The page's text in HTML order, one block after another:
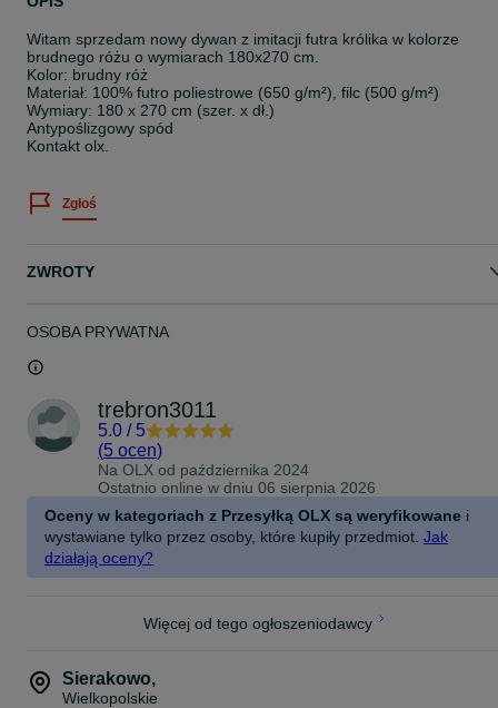
Witam sprzedam nowy dywan z imitacji futra królika w kolorze
brudnego różu o wymiarach 180x270 cm.
Kolor: brudny róż
Materiał: 100% futro poliestrowe (650 g/m²), filc (500 g/m²)
Wymiary: 180 x 270 cm (szer. x dł.)
Antypoślizgowy spód
Kontakt olx.
Zgłoś
ZWROTY
OSOBA PRYWATNA
trebron3011
5.0 / 5
(5 ocen)
Na OLX od października 2024
Ostatnio online w dniu 06 sierpnia 2026
Oceny w kategoriach z Przesyłką OLX są weryfikowane i
wystawiane tylko przez osoby, które kupiły przedmiot. Jak
działają oceny?
Więcej od tego ogłoszeniodawcy
Sierakowo,
Wielkopolskie